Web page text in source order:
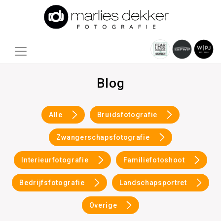
Blog
Alle Bruidsfotografie
Zwangerschapsfotografie
Interieurfotografie Familiefotoshoot
Bedrijfsfotografie Landschapsportret
Overige